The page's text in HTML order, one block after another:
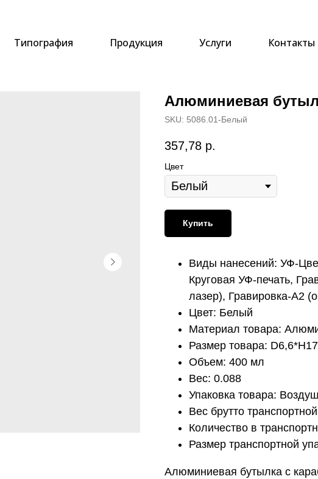
Типография Продукция Услуги Контакты
Алюминиевая
SKU: 5086.01-Белый
357,78 р.
Цвет
Купить
Виды нанесений: УФ-
Круговая УФ-печать,
лазер), Гравировка-А2
Цвет: Белый
Материал товара:
Размер товара:
Объем: 400 мл
Вес: 0.088
Упаковка товара:
Вес брутто
Количество в
Размер транспортной
Алюминиевая бутылка с